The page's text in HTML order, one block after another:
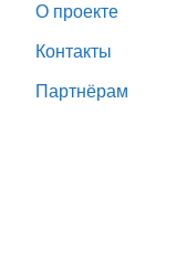
О проекте
Контакты
Партнёрам